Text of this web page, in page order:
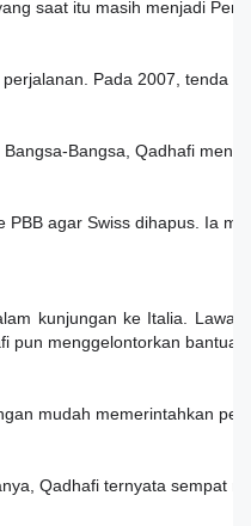
saat itu masih menjadi
Pada 2007, tenda
Bangsa, Qadhafi
PBB agar Swiss dihapus. Ia
kunjungan ke Italia.
pun menggelontorkan
mudah memerintahkan
Qadhafi ternyata sempat